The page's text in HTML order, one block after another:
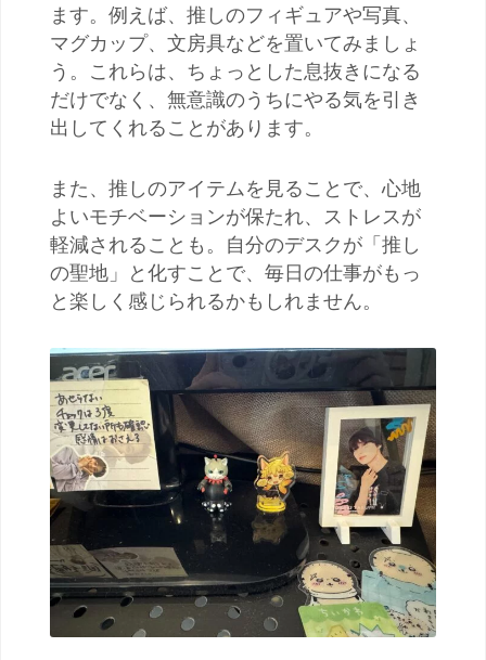
ます。例えば、推しのフィギュアや写真、
マグカップ、文房具などを置いてみましょ
う。これらは、ちょっとした息抜きになる
だけでなく、無意識のうちにやる気を引き
出してくれることがあります。
また、推しのアイテムを見ることで、心地
よいモチベーションが保たれ、ストレスが
軽減されることも。自分のデスクが「推し
の聖地」と化すことで、毎日の仕事がもっ
と楽しく感じられるかもしれません。